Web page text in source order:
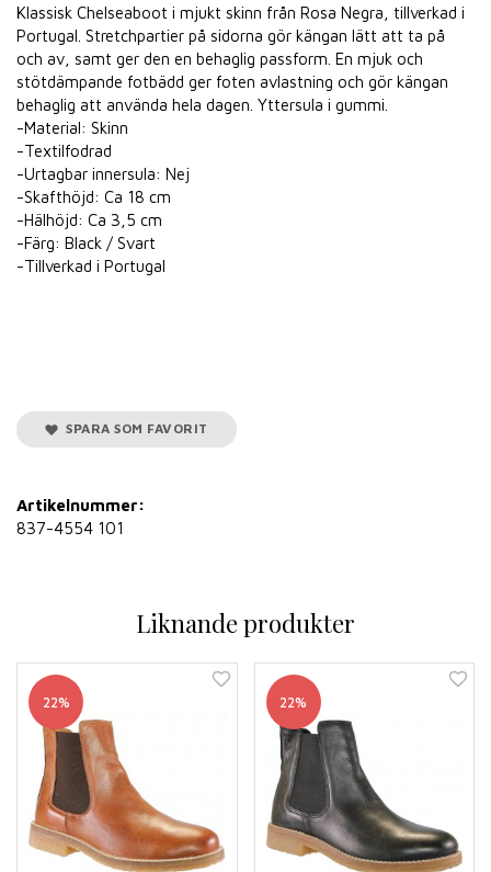
Klassisk Chelseaboot i mjukt skinn från Rosa Negra, tillverkad i
Portugal. Stretchpartier på sidorna gör kängan lätt att ta på
och av, samt ger den en behaglig passform. En mjuk och
stötdämpande fotbädd ger foten avlastning och gör kängan
behaglig att använda hela dagen. Yttersula i gummi.
-Material: Skinn
-Textilfodrad
-Urtagbar innersula: Nej
-Skafthöjd: Ca 18 cm
-Hälhöjd: Ca 3,5 cm
-Färg: Black / Svart
-Tillverkad i Portugal
SPARA SOM FAVORIT
Artikelnummer:
837-4554 101
Liknande produkter
22% 22%